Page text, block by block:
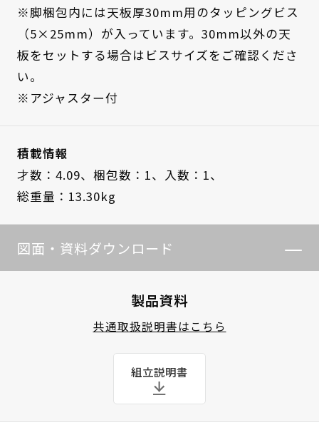
※脚梱包内には天板厚30mm用のタッピングビス
（5×25mm）が入っています。30mm以外の天
板をセットする場合はビスサイズをご確認くださ
い。
※アジャスター付
積載情報
才数：4.09、 梱包数：1、 入数：1、
総重量：13.30kg
図面・資料ダウンロード
製品資料
共通取扱説明書はこちら
組立説明書